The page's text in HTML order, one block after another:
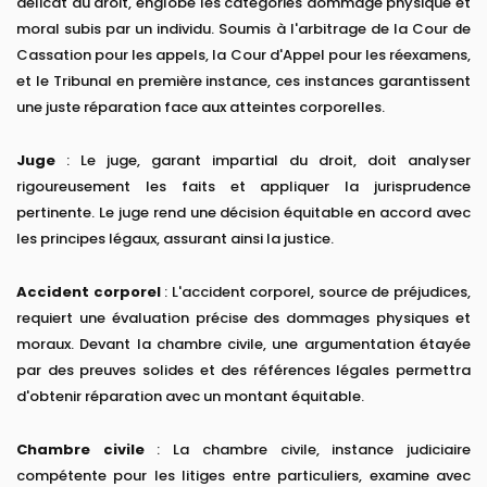
moral subis par un individu. Soumis à l'arbitrage de la Cour de
Cassation pour les appels, la Cour d'Appel pour les réexamens,
et le Tribunal en première instance, ces instances garantissent
une juste réparation face aux atteintes corporelles.
Juge : Le juge, garant impartial du droit, doit analyser
rigoureusement les faits et appliquer la jurisprudence
pertinente. Le juge rend une décision équitable en accord avec
les principes légaux, assurant ainsi la justice.
Accident corporel: L'accident corporel, source de préjudices,
requiert une évaluation précise des dommages physiques et
moraux. Devant la chambre civile, une argumentation étayée
par des preuves solides et des références légales permettra
d'obtenir réparation avec un montant équitable.
Chambre civile: La chambre civile, instance judiciaire
compétente pour les litiges entre particuliers, examine avec